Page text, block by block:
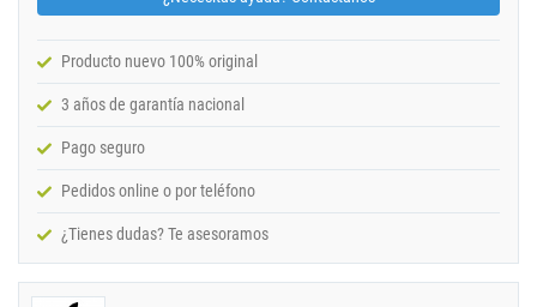
Producto nuevo 100% original
3 años de garantía nacional
Pago seguro
Pedidos online o por teléfono
¿Tienes dudas? Te asesoramos